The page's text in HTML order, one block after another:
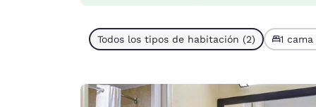
Todos los tipos de habitación (2) 1 cama